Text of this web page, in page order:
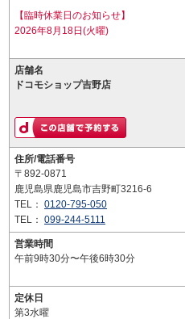
【臨時休業日のお知らせ】
2026年8月18日(火曜)
店舗名
ドコモショップ吉野店
住所/電話番号
〒892-0871
鹿児島県鹿児島市吉野町3216-6
TEL： 0120-795-050
TEL： 099-244-5111
営業時間
午前9時30分〜午後6時30分
定休日
第3水曜